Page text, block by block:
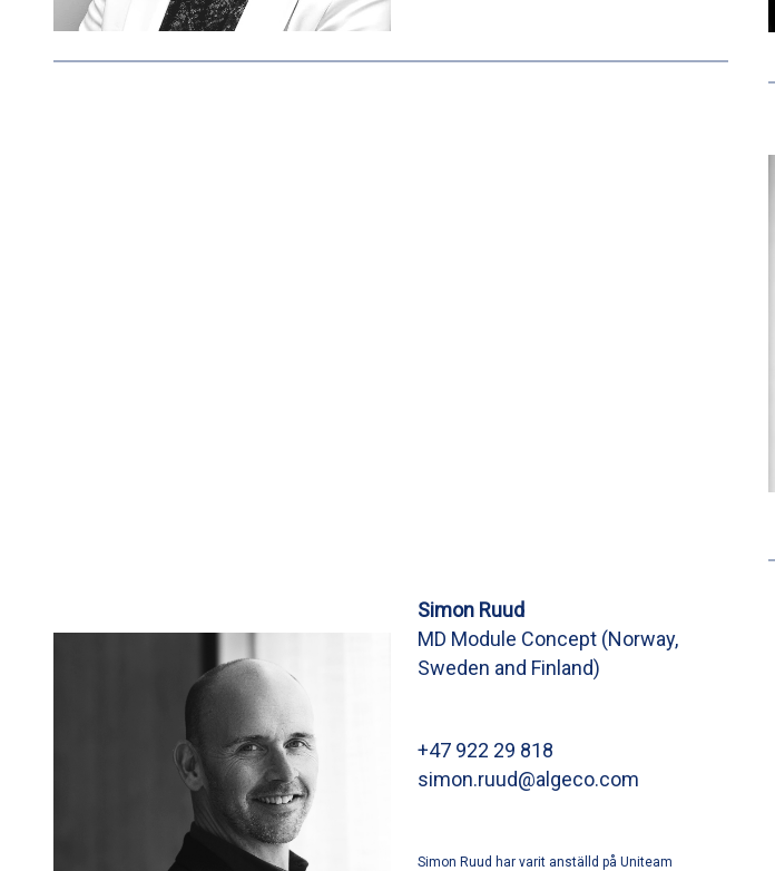
Simon Ruud
MD Module Concept (Norway,
Sweden and Finland)
+47 922 29 818
simon.ruud@algeco.com
Simon Ruud har varit anställd på Uniteam